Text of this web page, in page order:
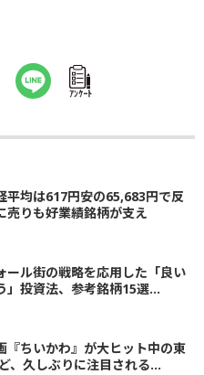
ｱﾝｹｰﾄ
平均は617円安の65,683円で反
りも好業績銘柄が支え
ール街の戦略を応用した「良い
」投資法、参考銘柄15選...
『ちいかわ』が大ヒット中の東
、久しぶりに注目される...